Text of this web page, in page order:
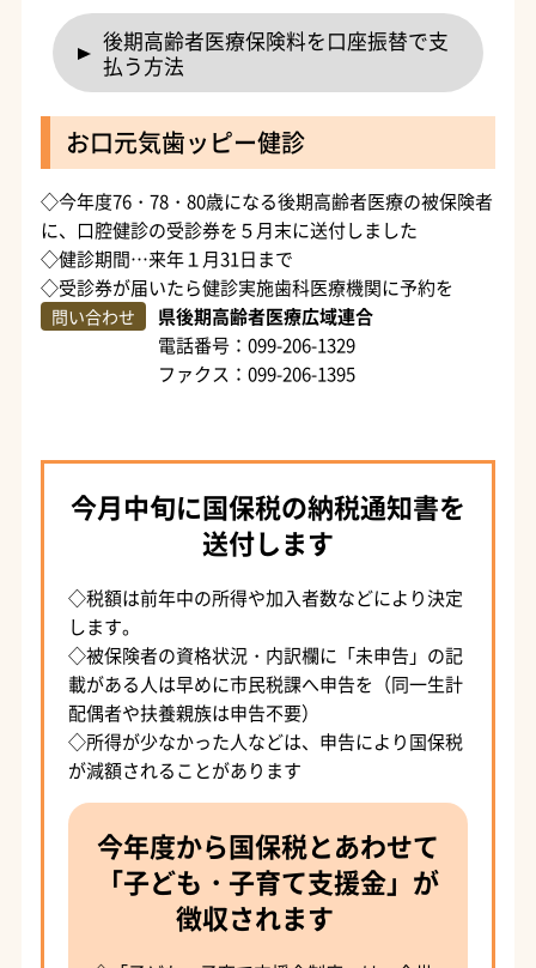
後期高齢者医療保険料を口座振替で支
払う方法
お口元気歯ッピー健診
◇今年度76・78・80歳になる後期高齢者医療の被保険者
に、口腔健診の受診券を５月末に送付しました
◇健診期間…来年１月31日まで
◇受診券が届いたら健診実施歯科医療機関に予約を
問い合わせ
県後期高齢者医療広域連合
電話番号：099-206-1329
ファクス：099-206-1395
今月中旬に国保税の納税通知書を
送付します
◇税額は前年中の所得や加入者数などにより決定
します。
◇被保険者の資格状況・内訳欄に「未申告」の記
載がある人は早めに市民税課へ申告を（同一生計
配偶者や扶養親族は申告不要）
◇所得が少なかった人などは、申告により国保税
が減額されることがあります
今年度から国保税とあわせて
「子ども・子育て支援金」が
徴収されます